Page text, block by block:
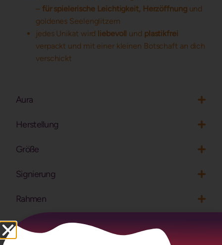
– für spielerische Leichtigkeit, Herzöffnungund
goldenes Seelenglitzern
jedes Unikat wird liebevoll und plastikfrei
verpackt und mit einer kleinen Botschaft an dich
verschickt
Aura
Herstellung
Größe
Signierung
Rahmen